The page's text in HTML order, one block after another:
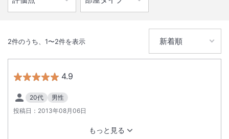
2件のうち、 1〜2件を表示
4.9
20代
男性
投稿日： 2013年08月06日
もっと見る